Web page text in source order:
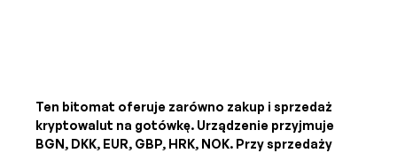
Ten bitomat oferuje zarówno zakup i sprzedaż
kryptowalut na gotówkę. Urządzenie przyjmuje
BGN, DKK, EUR, GBP, HRK, NOK. Przy sprzedaży